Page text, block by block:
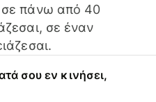
σε πάνω από 40
σε έναν
σου εν κινήσει,